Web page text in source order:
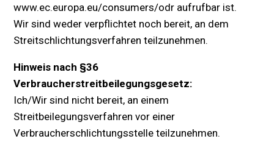
www.ec.europa.eu/consumers/odr aufrufbar ist.
Wir sind weder verpflichtet noch bereit, an dem
Streitschlichtungsverfahren teilzunehmen.
Hinweis nach §36
Verbraucherstreitbeilegungsgesetz:
Ich/Wir sind nicht bereit, an einem
Streitbeilegungsverfahren vor einer
Verbraucherschlichtungsstelle teilzunehmen.